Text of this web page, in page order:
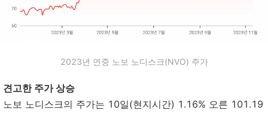
2023년 연중 노보 노디스크(NVO) 주가
견고한 주가 상승
노보 노디스크의 주가는 10일(현지시간) 1.16% 오른 101.19